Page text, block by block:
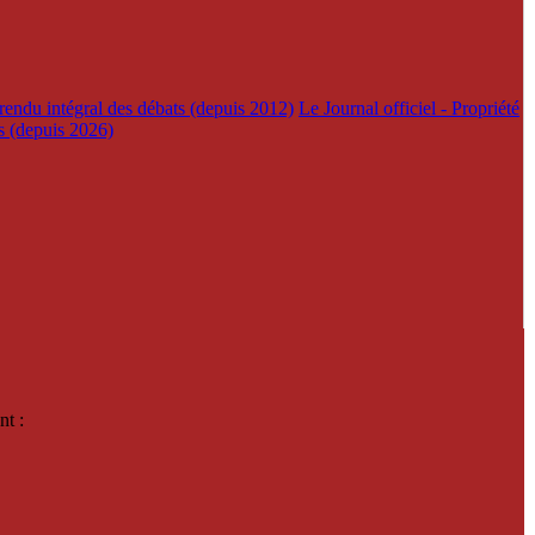
intégral des débats (depuis 2012) Le Journal officiel - Propriété
(depuis 2026)
: